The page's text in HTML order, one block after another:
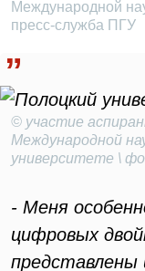
Международной
пресс-служба ПГУ
© участие
Международной
университете \
- Меня
цифровых